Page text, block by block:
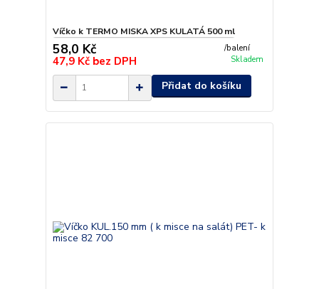
Víčko k TERMO MISKA XPS KULATÁ 500 ml
58,0 Kč /balení
47,9 Kč bez DPH Skladem
Přidat do košíku